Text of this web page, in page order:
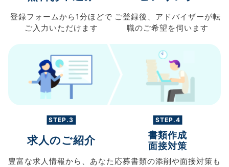
登録フォームから 1分ほどで
ご入力 いただけます
ご登録後、 アドバイザーが転
職のご希望を伺います
STEP.3
求人のご紹介
豊富な求人情報から、 あなた
STEP.4
書類作成
面接対策
応募書類の添削や面接対策も